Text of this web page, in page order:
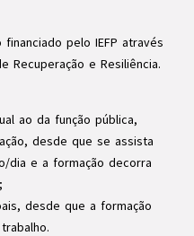
pelo IEFP através
Recuperação e Resiliência.
ao da função pública,
desde que se assista
dia e a formação decorra
desde que a formação